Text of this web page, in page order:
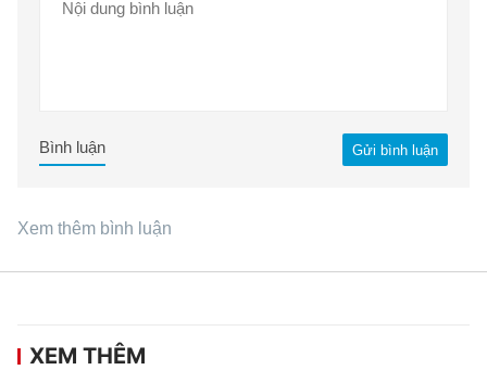
Gửi bình luận
Bình luận
Xem thêm bình luận
XEM THÊM